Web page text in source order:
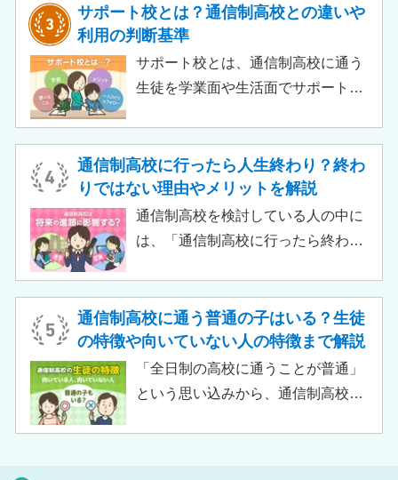
のではないでしょうか。 結論とし
て、通信制高校に通っているからと
いって大学進学に不利になることは
ありません。中には、大学進学を想
格実績を豊富にもつ学校もありま
す。
サポート校とは？通信制高校との違いや
利用の判断基準
サポート校とは、通信制高校に通う
生徒を学業面や生活面でサポートす
め、サポート校のみでは高卒資格を
取得できません。 ただし、個別の学
習指導やスクールカウンセラーによ
る生活面での相談など手厚い支援が
でしょう。 この記事では、サポート
校の特徴や通信制高校との違い、メ
リット・デメリットについて解説し
ます。
通信制高校に行ったら人生終わり？終わ
りではない理由やメリットを解説
通信制高校を検討している人の中に
は、「通信制高校に行ったら終わ
がある人もいるのではないでしょう
か。 結論から言うと、通信制高校に
行ったからといって「人生終了」で
は決してありません。通信制高校で
通信制高校に通う普通の子はいる？生徒
の特徴や向いていない人の特徴まで解説
「全日制の高校に通うことが普通」
という思い込みから、通信制高校へ